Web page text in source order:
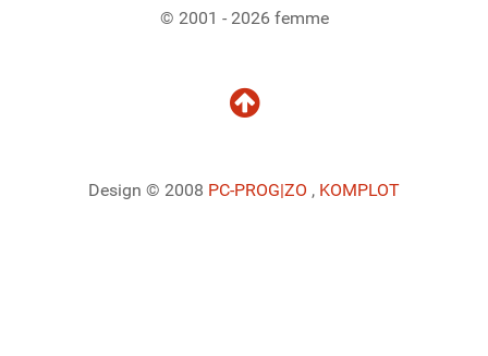
© 2001 - 2026 femme
Design © 2008 PC-PROG|ZO , KOMPLOT